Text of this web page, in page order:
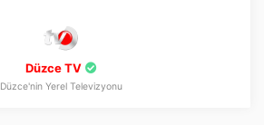
Düzce TV
Düzce'nin Yerel Televizyonu